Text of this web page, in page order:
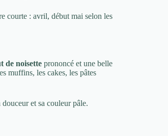
courte : avril, début mai selon les
de noisette prononcé et une belle
muffins, les cakes, les pâtes
et sa couleur pâle.